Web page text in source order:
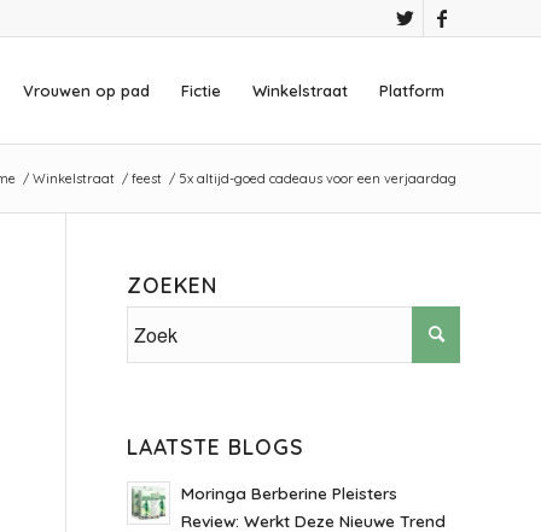
Vrouwen op pad Fictie Winkelstraat Platform
/ Winkelstraat / feest / 5x altijd-goed cadeaus voor een verjaardag
ZOEKEN
LAATSTE BLOGS
Moringa Berberine Pleisters
Review: Werkt Deze Nieuwe Trend